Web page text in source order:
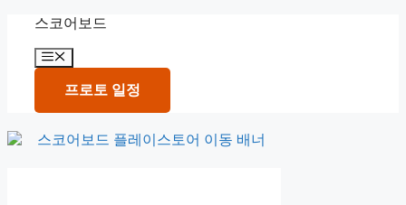
content
스코어보드
Menu
프로토 일정